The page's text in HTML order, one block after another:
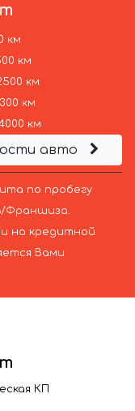
км
км
км
км
км
авто
по пробегу
Франшиза.
на кредитной
Вами
КП